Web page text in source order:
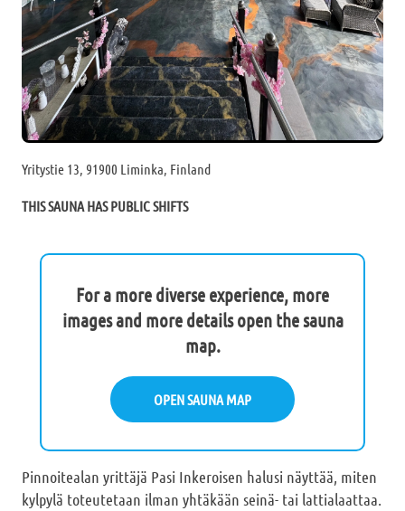
Yritystie 13, 91900 Liminka, Finland
THIS SAUNA HAS PUBLIC SHIFTS
For a more diverse experience, more
images and more details open the sauna
map.
OPEN SAUNA MAP
Pinnoitealan yrittäjä Pasi Inkeroisen halusi näyttää, miten
kylpylä toteutetaan ilman yhtäkään seinä- tai lattialaattaa.